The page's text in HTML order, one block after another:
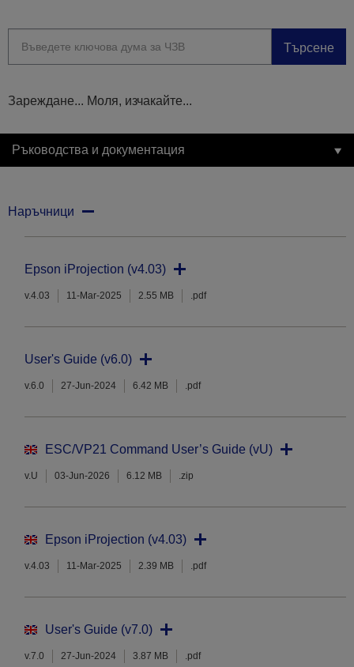
Търсене
Зареждане... Моля, изчакайте...
Ръководства и документация
Наръчници
Epson iProjection (v4.03)
v.4.03 11-Mar-2025 2.55 MB .pdf
User's Guide (v6.0)
v.6.0 27-Jun-2024 6.42 MB .pdf
ESC/VP21 Command User’s Guide (vU)
v.U 03-Jun-2026 6.12 MB .zip
Epson iProjection (v4.03)
v.4.03 11-Mar-2025 2.39 MB .pdf
User's Guide (v7.0)
v.7.0 27-Jun-2024 3.87 MB .pdf